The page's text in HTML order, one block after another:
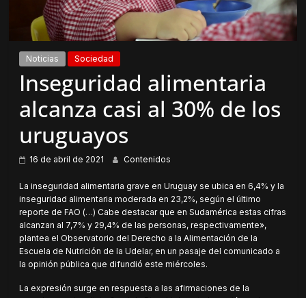
Noticias Sociedad
Inseguridad alimentaria
alcanza casi al 30% de los
uruguayos
16 de abril de 2021 Contenidos
La inseguridad alimentaria grave en Uruguay se ubica en 6,4% y la
inseguridad alimentaria moderada en 23,2%, según el último
reporte de FAO (…) Cabe destacar que en Sudamérica estas cifras
alcanzan al 7,7% y 29,4% de las personas, respectivamente»,
plantea el Observatorio del Derecho a la Alimentación de la
Escuela de Nutrición de la Udelar, en un pasaje del comunicado a
la opinión pública que difundió este miércoles.
La expresión surge en respuesta a las afirmaciones de la